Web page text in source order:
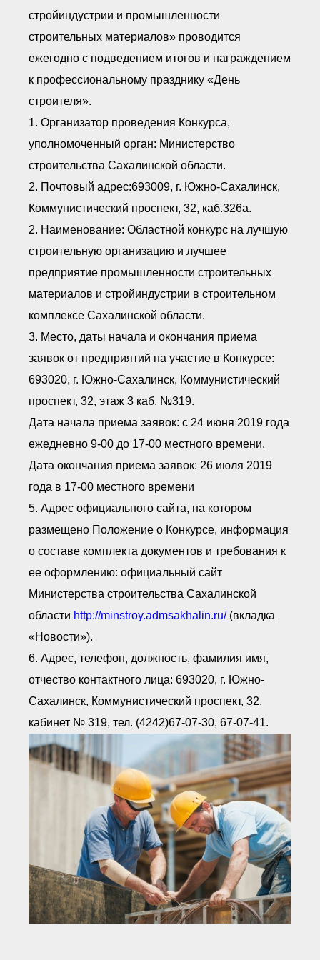
стройиндустрии и промышленности
строительных материалов» проводится
ежегодно с подведением итогов и награждением
к профессиональному празднику «День
строителя».
1. Организатор проведения Конкурса,
уполномоченный орган: Министерство
строительства Сахалинской области.
2. Почтовый адрес:693009, г. Южно-Сахалинск,
Коммунистический проспект, 32, каб.326а.
2. Наименование: Областной конкурс на лучшую
строительную организацию и лучшее
предприятие промышленности строительных
материалов и стройиндустрии в строительном
комплексе Сахалинской области.
3. Место, даты начала и окончания приема
заявок от предприятий на участие в Конкурсе:
693020, г. Южно-Сахалинск, Коммунистический
проспект, 32, этаж 3 каб. №319.
Дата начала приема заявок: c 24 июня 2019 года
ежедневно 9-00 до 17-00 местного времени.
Дата окончания приема заявок: 26 июля 2019
года в 17-00 местного времени
5. Адрес официального сайта, на котором
размещено Положение о Конкурсе, информация
о составе комплекта документов и требования к
ее оформлению: официальный сайт
Министерства строительства Сахалинской
области http://minstroy.admsakhalin.ru/(вкладка
«Новости»).
6. Адрес, телефон, должность, фамилия имя,
отчество контактного лица: 693020, г. Южно-
Сахалинск, Коммунистический проспект, 32,
кабинет № 319, тел. (4242)67-07-30, 67-07-41.